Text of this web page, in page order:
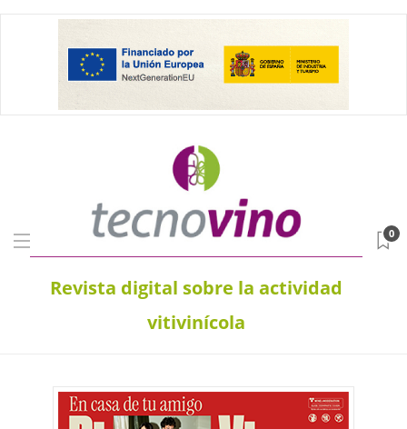
Revista digital sobre la actividad
vitivinícola
0